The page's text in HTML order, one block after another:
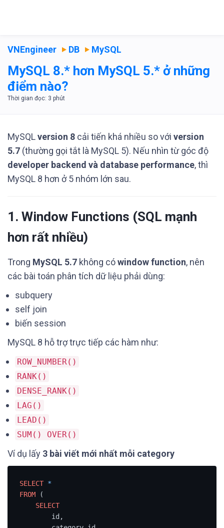
VNEngineer DB MySQL
MySQL 8.* hơn MySQL 5.* ở những
điểm nào?
MySQLversion 8 cải tiến khá nhiều so với version
5.7 (thường gọi tắt là MySQL 5). Nếu nhìn từ góc độ
developer backend và database performance, thì
MySQL 8 hơn ở 5 nhóm lớn sau.
1. Window Functions (SQL mạnh
hơn rất nhiều)
Trong MySQL 5.7 không cówindow function, nên
các bài toán phân tích dữ liệu phải dùng:
subquery
self join
biến session
MySQL 8 hỗ trợ trực tiếp các hàm như:
ROW_NUMBER()
RANK()
DENSE_RANK()
LAG()
LEAD()
SUM() OVER()
Ví dụ lấy 3 bài viết mới nhất mỗi category
SELECT *
FROM (
SELECT